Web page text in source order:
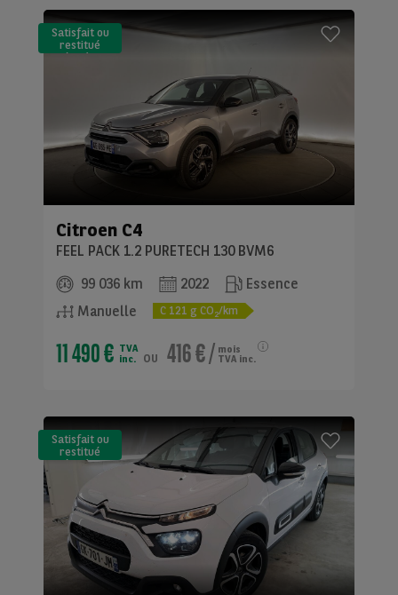
Satisfait ou
restitué
(LLD)*
Citroen C4
FEEL PACK 1.2 PURETECH 130 BVM6
99 036 km
2022
Essence
Manuelle
C 121 g CO2/km
11 490 € TVA
inc.
ou 416 €/ mois
TVA inc.
Satisfait ou
restitué
(LLD)*